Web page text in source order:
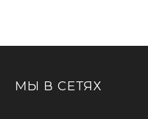
МЫ В СЕТЯХ